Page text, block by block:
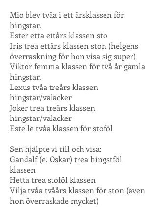
Mio blev tvåa i ett årsklassen för
hingstar.
Ester etta ettårs klassen sto
Iris trea ettårs klassen ston (helgens
överraskning för hon visa sig super)
Viktor femma klassen för två år gamla
hingstar.
Lexus tvåa treårs klassen
hingstar/valacker
Joker trea treårs klassen
hingstar/valacker
Estelle tvåa klassen för stoföl
Sen hjälpte vi till och visa:
Gandalf (e. Oskar) trea hingstföl
klassen
Hetta trea stoföl klassen
Vilja tvåa tvåårs klassen för ston (även
hon överraskade mycket)